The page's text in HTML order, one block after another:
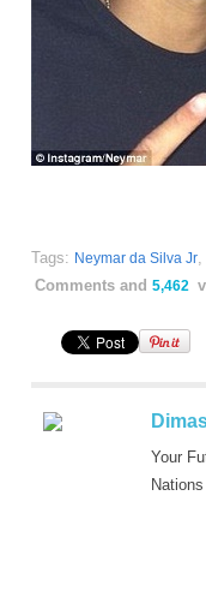
Tags: Neymar da Silva Jr,
Comments and 5,462
Your